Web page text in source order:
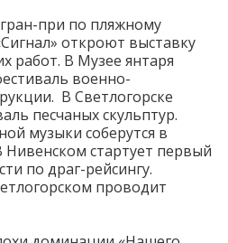
гран-при по пляжному
откроют выставку
работ. В Музее янтаря
военно-
В Светлогорске
песчаныхскульптур.
музыки соберутся в
Нивенском стартует первый
по драг-рейсингу.
проводит